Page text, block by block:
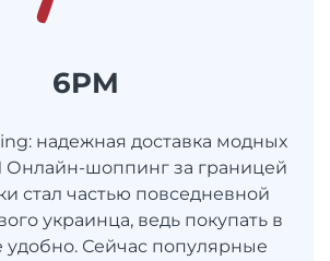
6PM
надежная доставка модных
Онлайн-шоппинг за границей
стал частью повседневной
украинца, ведь покупать в
удобно. Сейчас популярные